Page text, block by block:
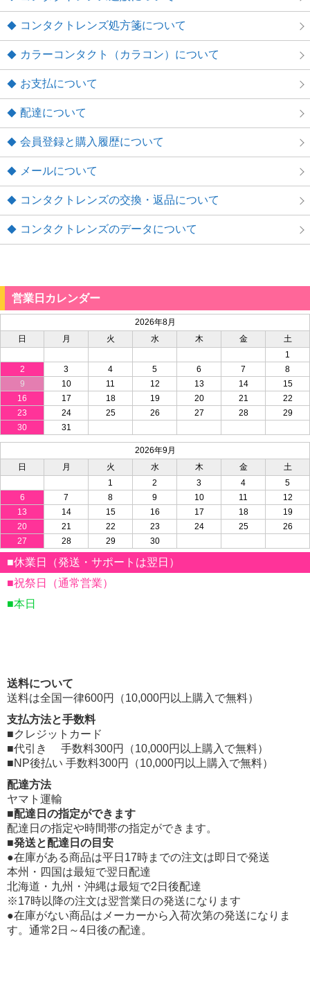
コンタクトレンズ処方箋について
カラーコンタクト（カラコン）について
お支払について
配達について
会員登録と購入履歴について
メールについて
コンタクトレンズの交換・返品について
コンタクトレンズのデータについて
営業日カレンダー
2026年8月
日
月 火 水 木 金
土
1
2
3 4 5 6 7
8
9
10 11 12 13 14
15
16
17 18 19 20 21
22
23
24 25 26 27 28
29
30
31
2026年9月
日
月 火 水 木 金
土
1
2 3 4
5
6
7 8 9 10 11
12
13
14 15 16 17 18
19
20
21 22 23 24 25
26
27
28 29 30
■休業日（発送・サポートは翌日）
■祝祭日（通常営業）
■本日
送料について
送料は全国一律600円（10,000円以上購入で無料）
支払方法と手数料
■クレジットカード
■代引き 手数料300円（10,000円以上購入で無料）
■NP後払い 手数料300円（10,000円以上購入で無料）
配達方法
ヤマト運輸
■配達日の指定ができます
配達日の指定や時間帯の指定ができます。
■発送と配達日の目安
●在庫がある商品は平日17時までの注文は即日で発送
本州・四国は最短で翌日配達
北海道・九州・沖縄は最短で2日後配達
※17時以降の注文は翌営業日の発送になります
●在庫がない商品はメーカーから入荷次第の発送になりま
す。通常2日～4日後の配達。